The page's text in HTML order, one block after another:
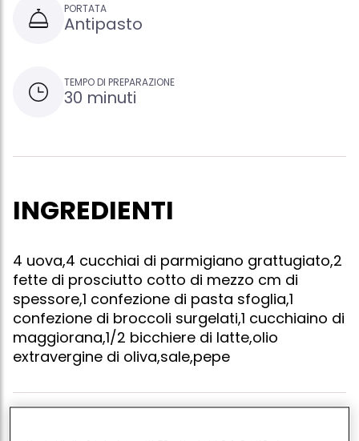
PORTATA
Antipasto
TEMPO DI PREPARAZIONE
30 minuti
INGREDIENTI
4 uova,4 cucchiai di parmigiano grattugiato,2
fette di prosciutto cotto di mezzo cm di
spessore,1 confezione di pasta sfoglia,1
confezione di broccoli surgelati,1 cucchiaino di
maggiorana,1/2 bicchiere di latte,olio
extravergine di oliva,sale,pepe